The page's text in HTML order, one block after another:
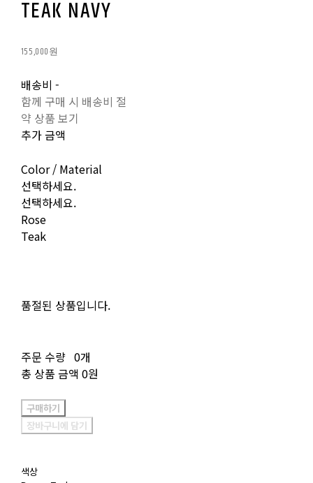
TEAK NAVY
155,000원
배송비 -
함께 구매 시 배송비 절
약 상품 보기
추가 금액
Color / Material
선택하세요.
선택하세요.
Rose
Teak
품절된 상품입니다.
주문 수량 0개
총 상품 금액 0원
구매하기
장바구니에 담기
색상